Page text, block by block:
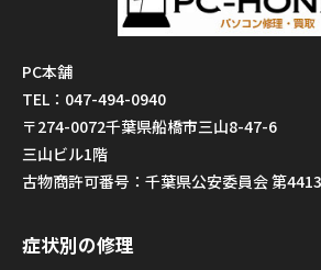
PC本舗
TEL：047-494-0940
〒274-0072千葉県船橋市三山8-47-6
三山ビル1階
古物商許可番号：千葉県公安委員会 第
症状別の修理